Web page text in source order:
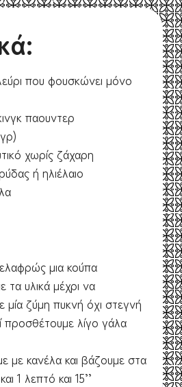
που φουσκώνει μόνο
παουντερ
χωρίς ζάχαρη
ή ηλιέλαιο
μια κούπα
υλικά μέχρι να
μία ζύμη πυκνή όχι στεγνή
προσθέτουμε λίγο γάλα
με κανέλα και βάζουμε στα
1 λεπτό και 15’’